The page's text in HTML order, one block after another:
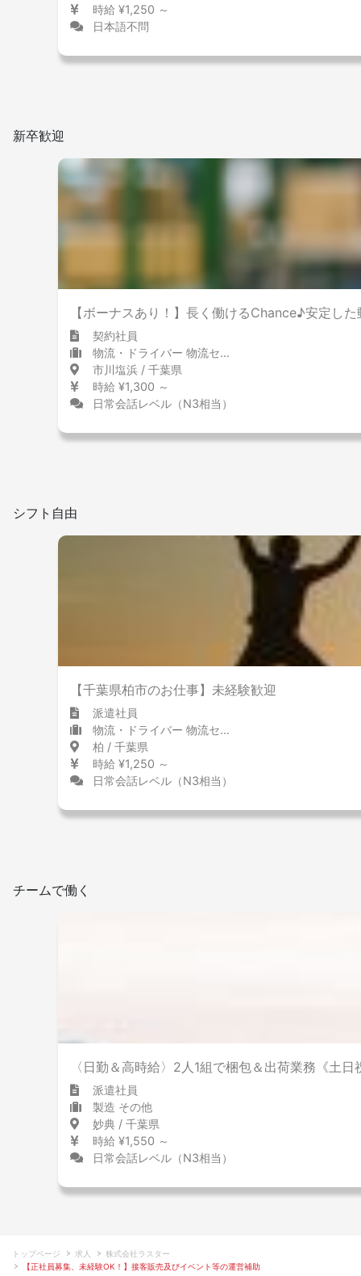
時給 ¥1,250 ～
日本語不問
新卒歓迎
【ボーナスあり！】長く働けるChance♪安定し
契約社員
物流・ドライバー 物流センター・配送センター
市川塩浜 / 千葉県
時給 ¥1,300 ～
日常会話レベル（N3相当）
シフト自由
【千葉県柏市のお仕事】未経験歓迎
派遣社員
物流・ドライバー 物流センター・配送センター
柏 / 千葉県
時給 ¥1,250 ～
日常会話レベル（N3相当）
チームで働く
〈日勤＆高時給〉2人1組で梱包＆出荷業務《土日
派遣社員
製造 その他
妙典 / 千葉県
時給 ¥1,550 ～
日常会話レベル（N3相当）
トップページ 求人
株式会社ラスター
【正社員募集、未経験OK！】接客販売及びイベント等の運営補助